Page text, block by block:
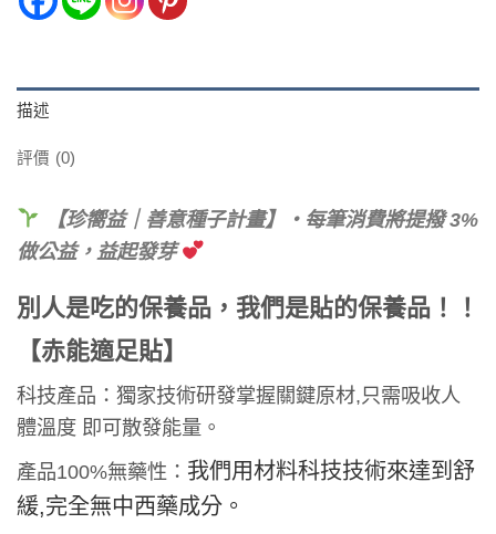
描述
評價 (0)
【珍嚮益｜善意種子計畫】・每筆消費將提撥 3%
做公益，益起發芽
別人是吃的保養品，我們是貼的保養品！！
【赤能適足貼】
科技產品：獨家技術研發掌握關鍵原材,只需吸收人
體溫度 即可散發能量。
產品100%無藥性： 我們用材料科技技術來達到舒
緩,完全無中西藥成分。